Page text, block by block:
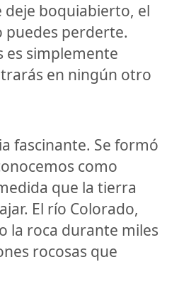
deje boquiabierto, el
puedes perderte.
es simplemente
en ningún otro
fascinante. Se formó
como
que la tierra
El río Colorado,
la roca durante miles
rocosas que